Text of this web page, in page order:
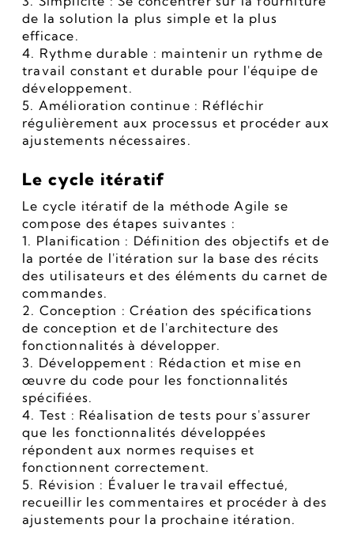
de la solution la plus simple et la plus
efficace.
4. Rythme durable : maintenir un rythme de
travail constant et durable pour l'équipe de
développement.
5. Amélioration continue : Réfléchir
régulièrement aux processus et procéder aux
ajustements nécessaires.
Le cycle itératif
Le cycle itératif de la méthode Agile se
compose des étapes suivantes :
1. Planification : Définition des objectifs et de
la portée de l'itération sur la base des récits
des utilisateurs et des éléments du carnet de
commandes.
2. Conception : Création des spécifications
de conception et de l'architecture des
fonctionnalités à développer.
3. Développement : Rédaction et mise en
œuvre du code pour les fonctionnalités
spécifiées.
4. Test : Réalisation de tests pour s'assurer
que les fonctionnalités développées
répondent aux normes requises et
fonctionnent correctement.
5. Révision : Évaluer le travail effectué,
recueillir les commentaires et procéder à des
ajustements pour la prochaine itération.